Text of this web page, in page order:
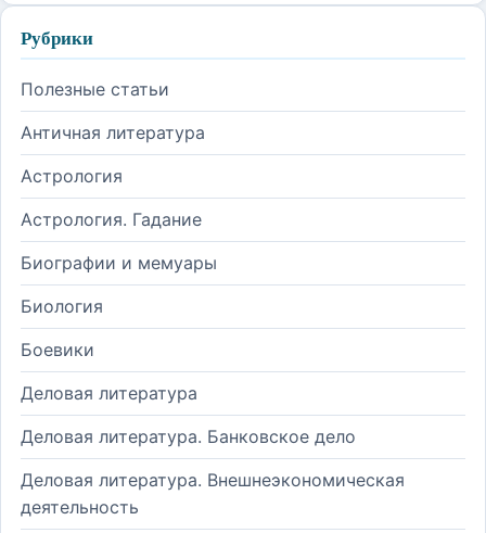
Рубрики
Полезные статьи
Античная литература
Астрология
Астрология. Гадание
Биографии и мемуары
Биология
Боевики
Деловая литература
Деловая литература. Банковское дело
Деловая литература. Внешнеэкономическая
деятельность